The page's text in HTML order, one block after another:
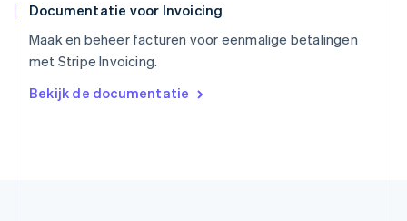
Documentatie voor Invoicing
Maak en beheer facturen voor eenmalige betalingen
met Stripe Invoicing.
Bekijk de documentatie
Tsjechië
Vasteland van China
简体中文 English
English